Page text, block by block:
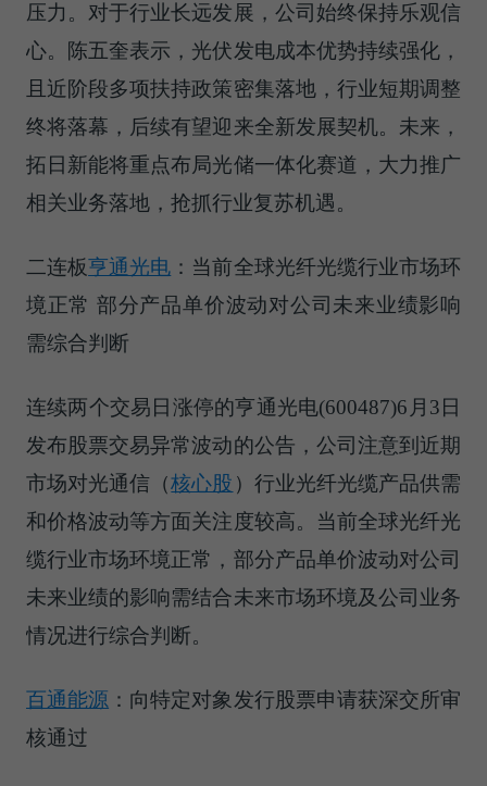
压力。对于行业长远发展，公司始终保持乐观信
心。陈五奎表示，光伏发电成本优势持续强化，
且近阶段多项扶持政策密集落地，行业短期调整
终将落幕，后续有望迎来全新发展契机。未来，
拓日新能将重点布局光储一体化赛道，大力推广
相关业务落地，抢抓行业复苏机遇。
二连板亨通光电 ：当前全球光纤光缆行业市场环
境正常 部分产品单价波动对公司未来业绩影响
需综合判断
连续两个交易日涨停的亨通光电(600487)6月3日
发布股票交易异常波动的公告，公司注意到近期
市场对光通信（核心股 ） 行业光纤光缆产品供需
和价格波动等方面关注度较高。当前全球光纤光
缆行业市场环境正常，部分产品单价波动对公司
未来业绩的影响需结合未来市场环境及公司业务
情况进行综合判断。
百通能源 ：向特定对象发行股票申请获深交所审
核通过